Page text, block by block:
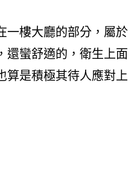
一樓大廳的部分，屬於
還蠻舒適的，衛生上面
算是積極其待人應對上